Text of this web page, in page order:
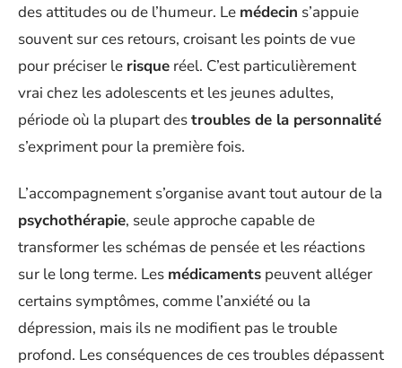
des attitudes ou de l’humeur. Le médecin s’appuie
souvent sur ces retours, croisant les points de vue
pour préciser le risque réel. C’est particulièrement
vrai chez les adolescents et les jeunes adultes,
période où la plupart destroubles de la personnalité
s’expriment pour la première fois.
L’accompagnement s’organise avant tout autour de la
psychothérapie, seule approche capable de
transformer les schémas de pensée et les réactions
sur le long terme. Les médicaments peuvent alléger
certains symptômes, comme l’anxiété ou la
dépression, mais ils ne modifient pas le trouble
profond. Les conséquences de ces troubles dépassent